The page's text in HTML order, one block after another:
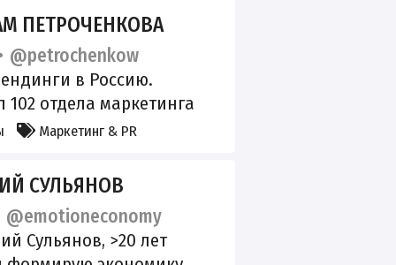
как ИИ помогает в
Маркетолог | Вайбкодер |
заказы
Связь -
ПЕТРОЧЕНКОВА
@petrochenkow
в Россию.
102 отдела маркетинга
MotorLand,
reom/ По
рекламы:
Регистрация в
Маркетинг & PR
СУЛЬЯНОВ
@emotioneconomy
Сульянов, >20 лет